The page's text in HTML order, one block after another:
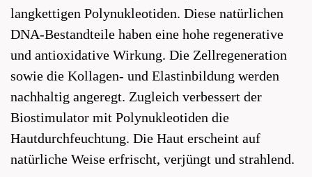
langkettigen Polynukleotiden. Diese natürlichen
DNA-Bestandteile haben eine hohe regenerative
und antioxidative Wirkung. Die Zellregeneration
sowie die Kollagen- und Elastinbildung werden
nachhaltig angeregt. Zugleich verbessert der
Biostimulator mit Polynukleotiden die
Hautdurchfeuchtung. Die Haut erscheint auf
natürliche Weise erfrischt, verjüngt und strahlend.